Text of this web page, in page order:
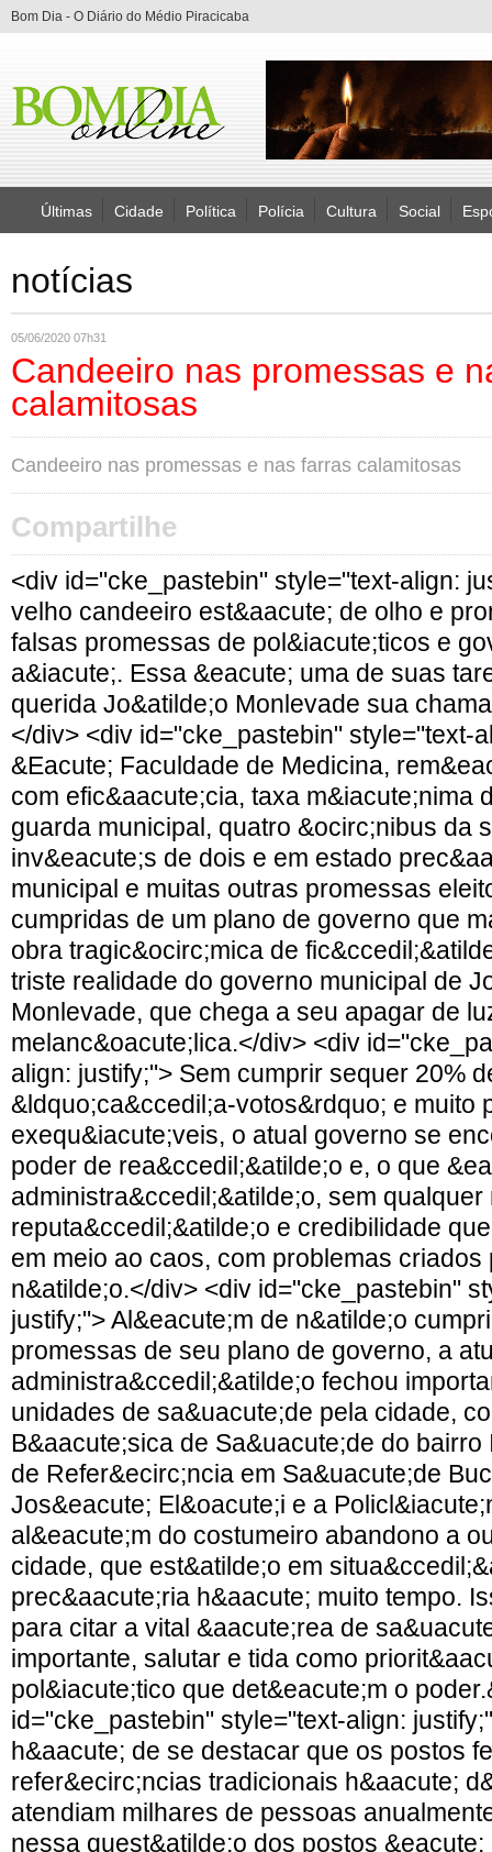
Bom Dia - O Diário do Médio Piracicaba
Últimas Cidade Política Polícia Cultura Social
notícias
05/06/2020 07h31
Candeeiro nas promessas e
calamitosas
Candeeiro nas promessas e nas farras calamitosas
Compartilhe
<div id="cke_pastebin" style="text-align:
velho candeeiro est&aacute; de olho e
falsas promessas de pol&iacute;ticos e
a&iacute;. Essa &eacute; uma de suas
querida Jo&atilde;o Monlevade sua
</div> <div id="cke_pastebin" style="text-
&Eacute; Faculdade de Medicina,
com efic&aacute;cia, taxa m&iacute;nima
guarda municipal, quatro &ocirc;nibus da
inv&eacute;s de dois e em estado
municipal e muitas outras promessas
cumpridas de um plano de governo que
obra tragic&ocirc;mica de
triste realidade do governo municipal de
Monlevade, que chega a seu apagar de
melanc&oacute;lica.</div> <div
align: justify;"> Sem cumprir sequer 20%
&ldquo;ca&ccedil;a-votos&rdquo; e muito
exequ&iacute;veis, o atual governo se
poder de rea&ccedil;&atilde;o e, o que
administra&ccedil;&atilde;o, sem
reputa&ccedil;&atilde;o e credibilidade
em meio ao caos, com problemas criados
n&atilde;o.</div> <div id="cke_pastebin"
justify;"> Al&eacute;m de n&atilde;o
promessas de seu plano de governo, a
administra&ccedil;&atilde;o fechou
unidades de sa&uacute;de pela cidade,
B&aacute;sica de Sa&uacute;de do bairro
de Refer&ecirc;ncia em Sa&uacute;de
Jos&eacute; El&oacute;i e a
al&eacute;m do costumeiro abandono a
cidade, que est&atilde;o em
prec&aacute;ria h&aacute; muito tempo.
para citar a vital &aacute;rea de
importante, salutar e tida como
pol&iacute;tico que det&eacute;m o
id="cke_pastebin" style="text-align:
h&aacute; de se destacar que os postos
refer&ecirc;ncias tradicionais h&aacute;
atendiam milhares de pessoas
nessa quest&atilde;o dos postos